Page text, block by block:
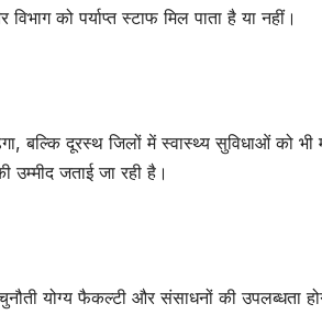
को पर्याप्त स्टाफ मिल पाता है या नहीं।
बल्कि दूरस्थ जिलों में स्वास्थ्य सुविधाओं को भी
उम्मीद जताई जा रही है।
योग्य फैकल्टी और संसाधनों की उपलब्धता